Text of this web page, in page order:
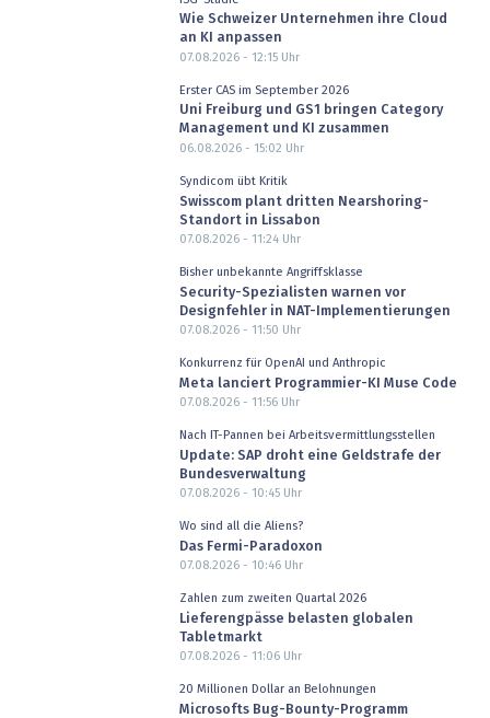
Wie Schweizer Unternehmen ihre Cloud
an KI anpassen
07.08.2026 - 12:15Uhr
Erster CAS im September 2026
Uni Freiburg und GS1 bringen Category
Management und KI zusammen
06.08.2026 - 15:02 Uhr
Syndicom übt Kritik
Swisscom plant dritten Nearshoring-
Standort in Lissabon
07.08.2026 - 11:24Uhr
Bisher unbekannte Angriffsklasse
Security-Spezialisten warnen vor
Designfehler in NAT-Implementierungen
07.08.2026 - 11:50 Uhr
Konkurrenz für OpenAI und Anthropic
Meta lanciert Programmier-KI Muse Code
07.08.2026 - 11:56Uhr
Nach IT-Pannen bei Arbeitsvermittlungsstellen
Update: SAP droht eine Geldstrafe der
Bundesverwaltung
07.08.2026 - 10:45Uhr
Wo sind all die Aliens?
Das Fermi-Paradoxon
07.08.2026 - 10:46Uhr
Zahlen zum zweiten Quartal 2026
Lieferengpässe belasten globalen
Tabletmarkt
07.08.2026 - 11:06Uhr
20 Millionen Dollar an Belohnungen
Microsofts Bug-Bounty-Programm